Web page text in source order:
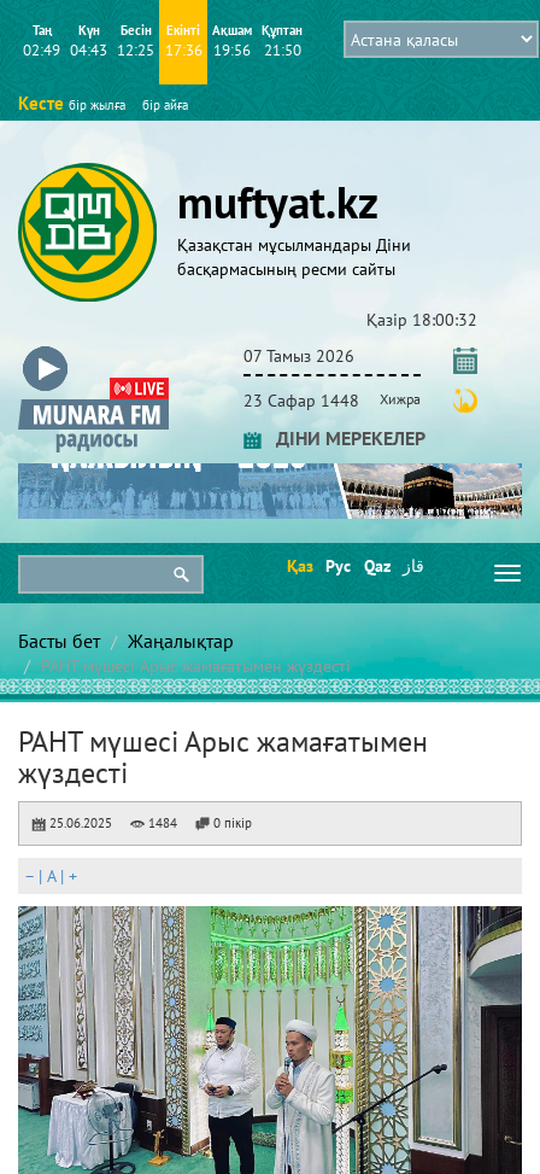
Таң
02:49
Күн
04:43
Бесін
12:25
Екінті
17:36
Ақшам
19:56
Құптан
21:50
Кесте бір жылға бір айға
muftyat.kz
Қазақстан мұсылмандары Діни
басқармасының ресми сайты
Қазір 18:00:33
07 Тамыз 2026
23 Сафар 1448 Хижра
ДІНИ МЕРЕКЕЛЕР
Қаз Рус Qaz قاز
Басты бет Жаңалықтар
РАНТ мүшесі Арыс жамағатымен жүздесті
РАНТ мүшесі Арыс жамағатымен
жүздесті
25.06.2025 1484 0 пікір
– | A| +